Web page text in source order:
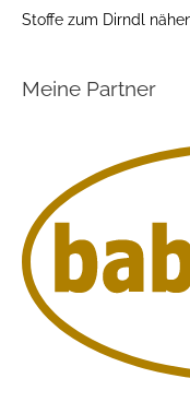
Stoffe zum Dirndl
Meine Partner